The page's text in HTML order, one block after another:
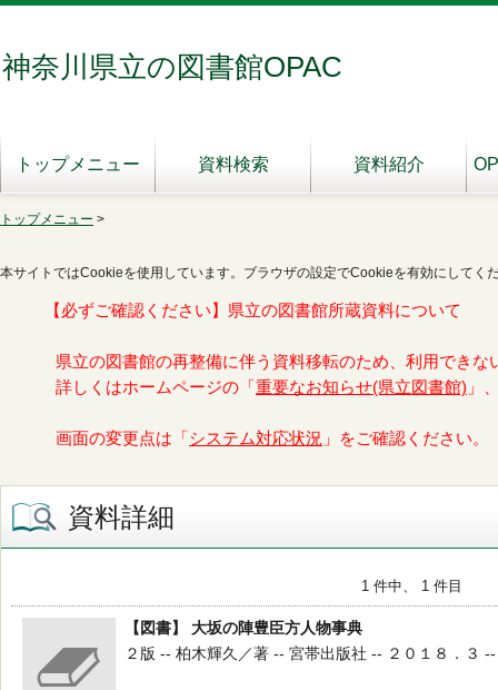
神奈川県立の図書館OPAC
トップメニュー 資料検索 資料紹介
トップメニュー >
本サイトではCookieを使用しています。ブラウザの設定でCookieを有効にしてく
【必ずご確認ください】県立の図書館所蔵資料について
県立の図書館の再整備に伴う資料移転のため、利用できな
詳しくはホームページの「 重要なお知らせ(県立図書館) 」
画面の変更点は「 システム対応状況 」をご確認ください。
資料詳細
1 件中、 1 件目
【図書】 大坂の陣豊臣方人物事典
２版 -- 柏木輝久／著 -- 宮帯出版社 -- ２０１８．３